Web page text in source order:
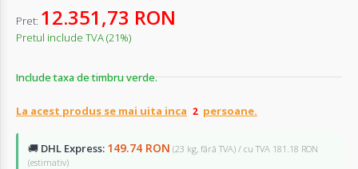
Pret: 12.351,73 RON
Pretul include TVA (21%)
Include taxa de timbru verde.
La acest produs se mai uita inca persoane.
🚚 DHL Express: 149.74 RON (23 kg, fără TVA) / cu TVA 181.18 RON
(estimativ)